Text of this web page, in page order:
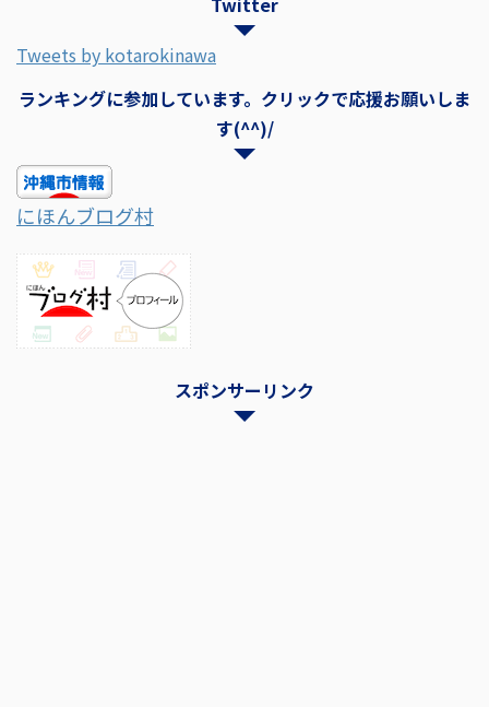
Tweets by kotarokinawa
ランキングに参加しています。クリックで応援お願いしま
す(^^)/
にほんブログ村
スポンサーリンク